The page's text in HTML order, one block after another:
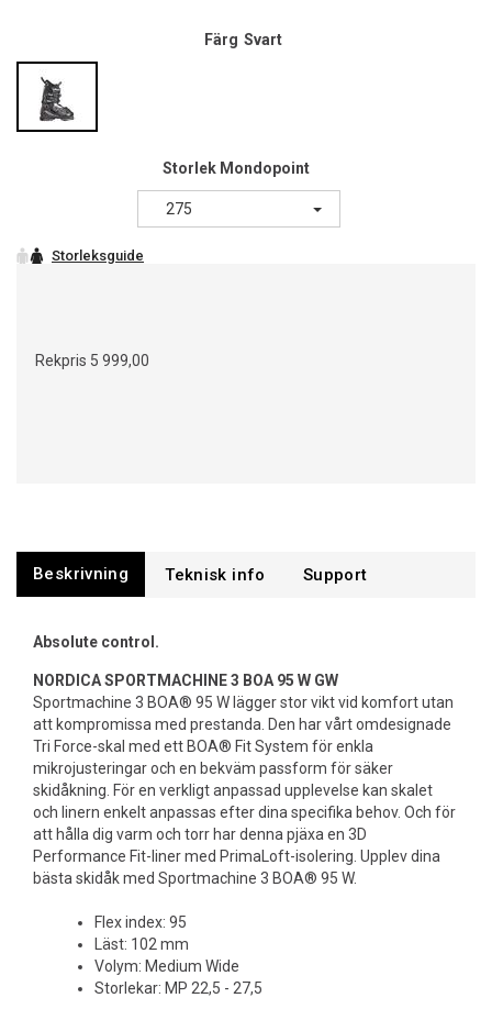
Färg Svart
Storlek Mondopoint
275
Rekpris 5 999,00
Beskrivning Support
Absolute control.
NORDICA SPORTMACHINE 3 BOA 95 W GW
Sportmachine 3 BOA® 95 W lägger stor vikt vid komfort utan
att kompromissa med prestanda. Den har vårt omdesignade
Tri Force-skal med ett BOA® Fit System för enkla
mikrojusteringar och en bekväm passform för säker
skidåkning. För en verkligt anpassad upplevelse kan skalet
och linern enkelt anpassas efter dina specifika behov. Och för
att hålla dig varm och torr har denna pjäxa en 3D
Performance Fit-liner med PrimaLoft-isolering. Upplev dina
bästa skidåk med Sportmachine 3 BOA® 95 W.
Flex index: 95
Läst: 102 mm
Volym: Medium Wide
Storlekar: MP 22,5 - 27,5